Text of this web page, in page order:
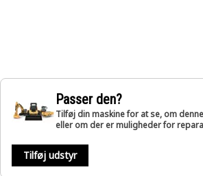
Passer den?
Tilføj din maskine for at se, om
eller om der er muligheder for
Tilføj udstyr